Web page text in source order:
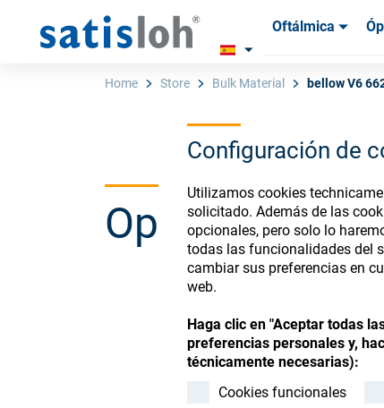
Configuración de
Utilizamos cookies
solicitado. Además de las
opcionales, pero solo lo
todas las funcionalidades del
cambiar sus preferencias en
web.
Haga clic en "Aceptar todas
preferencias personales y,
técnicamente necesarias):
Cookies funcionales
Oftálmica
Home Store Bulk Material bellow V6
Ophthalmic
Register or Sign-in